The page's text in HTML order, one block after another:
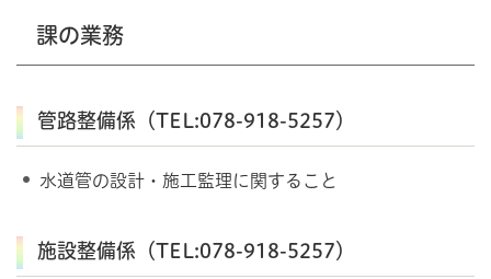
課の業務
管路整備係（TEL:078-918-5257）
水道管の設計・施工監理に関すること
施設整備係（TEL:078-918-5257）